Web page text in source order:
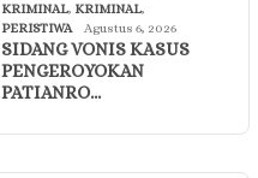
KRIMINAL, KRIMINAL,
PERISTIWA
Agustus 6, 2026
SIDANG VONIS KASUS
PENGEROYOKAN
PATIANRO…